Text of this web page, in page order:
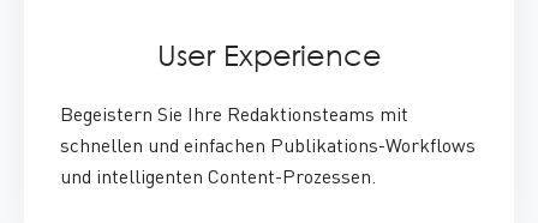
User Experience
:Begeistern Sie Ihre Redaktionsteams mit
schnellen und einfachen Publikations-Workflows
und intelligenten Content-Prozessen.